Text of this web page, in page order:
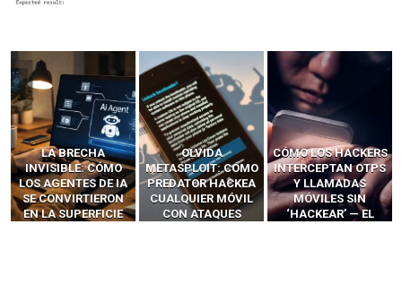
LA BRECHA
INVISIBLE: CÓMO
LOS AGENTES DE IA
SE CONVIRTIERON
EN LA SUPERFICIE
OLVIDA
METASPLOIT: CÓMO
PREDATOR HACKEA
CUALQUIER MÓVIL
CON ATAQUES
CÓMO LOS HACKERS
INTERCEPTAN OTPS
Y LLAMADAS
MÓVILES SIN
‘HACKEAR’ — EL